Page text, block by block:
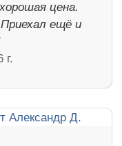
цена.
ещё и
г.